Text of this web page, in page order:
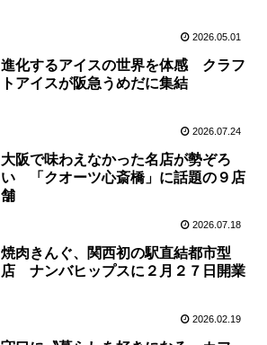
2026.05.01
進化するアイスの世界を体感 クラフ
トアイスが阪急うめだに集結
2026.07.24
大阪で味わえなかった名店が勢ぞろ
い 「クオーツ心斎橋」に話題の９店
舗
2026.07.18
焼肉きんぐ、関西初の駅直結都市型
店 ナンバヒップスに２月２７日開業
2026.02.19